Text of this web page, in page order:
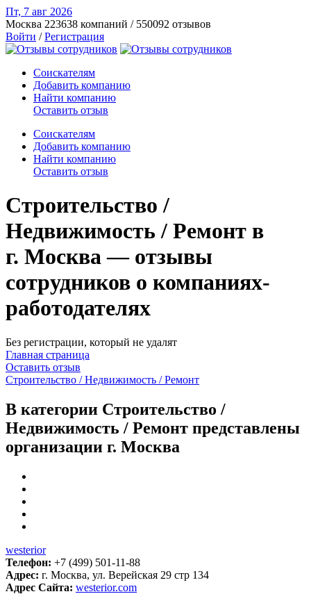
Пт, 7 авг 2026
Москва 223638 компаний / 550092 отзывов
Войти /Регистрация
Соискателям
Добавить компанию
Найти компанию
Оставить отзыв
Соискателям
Добавить компанию
Найти компанию
Оставить отзыв
Строительство /
Недвижимость / Ремонт в
г. Москва — отзывы
сотрудников о компаниях-
работодателях
Без регистрации, который не удалят
Главная страница
Оставить отзыв
Строительство / Недвижимость / Ремонт
В категории Строительство /
Недвижимость / Ремонт представлены
организации г. Москва
westerior
Телефон: +7 (499) 501-11-88
Адрес: г. Москва, ул. Верейская 29 стр 134
Адрес Сайта: westerior.com